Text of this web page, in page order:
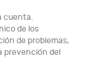
cuenta.
de los
de problemas,
prevención del